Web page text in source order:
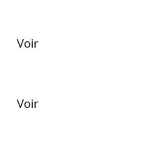
Voir
Voir